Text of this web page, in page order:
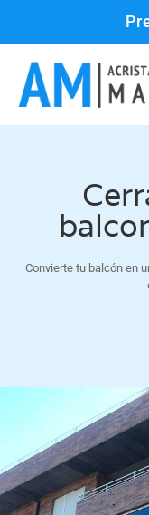
Convierte tu balcón en